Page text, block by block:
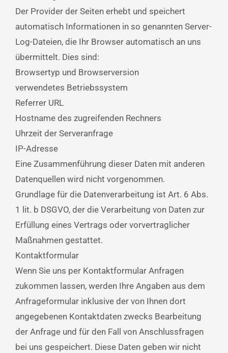
Der Provider der Seiten erhebt und speichert
automatisch Informationen in so genannten Server-
Log-Dateien, die Ihr Browser automatisch an uns
übermittelt. Dies sind:
Browsertyp und Browserversion
verwendetes Betriebssystem
Referrer URL
Hostname des zugreifenden Rechners
Uhrzeit der Serveranfrage
IP-Adresse
Eine Zusammenführung dieser Daten mit anderen
Datenquellen wird nicht vorgenommen.
Grundlage für die Datenverarbeitung ist Art. 6 Abs.
1 lit. b DSGVO, der die Verarbeitung von Daten zur
Erfüllung eines Vertrags oder vorvertraglicher
Maßnahmen gestattet.
Kontaktformular
Wenn Sie uns per Kontaktformular Anfragen
zukommen lassen, werden Ihre Angaben aus dem
Anfrageformular inklusive der von Ihnen dort
angegebenen Kontaktdaten zwecks Bearbeitung
der Anfrage und für den Fall von Anschlussfragen
bei uns gespeichert. Diese Daten geben wir nicht